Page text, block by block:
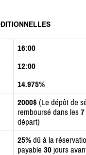
16:00
12:00
14.975%
2000$ (Le dépôt de
remboursé dans les 7
départ)
25% dû à la
payable 30 jours